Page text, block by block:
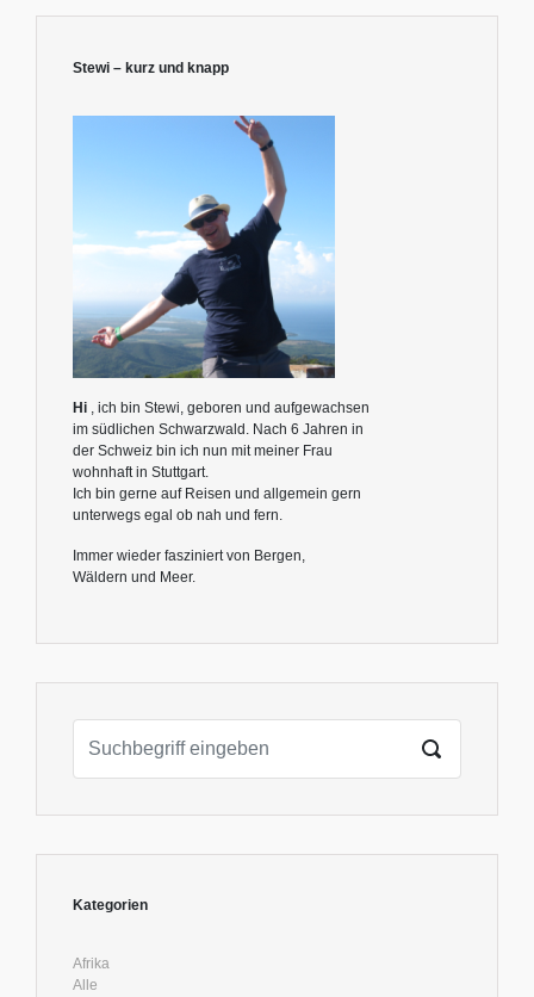
Stewi – kurz und knapp
Hi
, ich bin Stewi, geboren und aufgewachsen
im südlichen Schwarzwald. Nach 6 Jahren in
der Schweiz bin ich nun mit meiner Frau
wohnhaft in Stuttgart.
Ich bin gerne auf Reisen und allgemein gern
unterwegs egal ob nah und fern.
Immer wieder fasziniert von Bergen,
Wäldern und Meer.
Kategorien
Afrika
Alle